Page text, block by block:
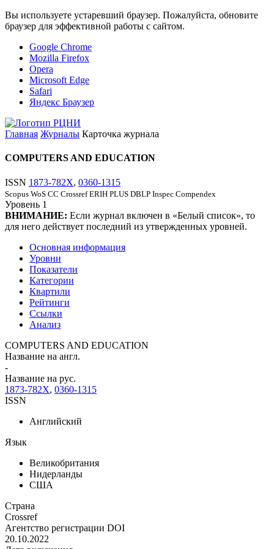
Вы используете устаревший браузер. Пожалуйста, обновите
браузер для эффективной работы с сайтом.
Google Chrome
Mozilla Firefox
Opera
Microsoft Edge
Safari
Яндекс Браузер
Главная Журналы Карточка журнала
COMPUTERS AND EDUCATION
ISSN 1873-782X, 0360-1315
Scopus WoS CC Crossref ERIH PLUS DBLP Inspec Compendex
Уровень 1
ВНИМАНИЕ: Если журнал включен в «Белый список», то
для него действует последний из утвержденных уровней.
Основная информация
Уровни
Показатели
Категории
Квартили
Рейтинги
Ссылки
Анализ
COMPUTERS AND EDUCATION
Название на англ.
-
Название на рус.
1873-782X, 0360-1315
ISSN
Английский
Язык
Великобритания
Нидерланды
США
Страна
Crossref
Агентство регистрации DOI
20.10.2022